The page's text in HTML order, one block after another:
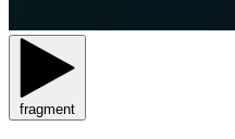
fragment